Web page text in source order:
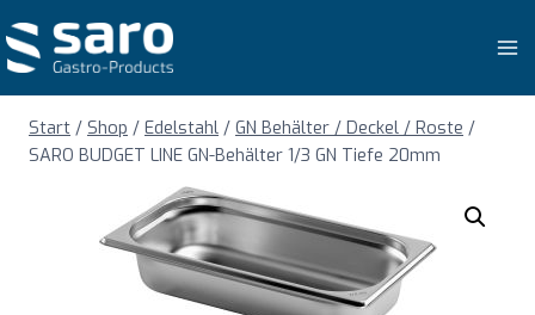
Inhalt
springen
Start / Shop / Edelstahl / GN Behälter / Deckel / Roste /
SARO BUDGET LINE GN-Behälter 1/3 GN Tiefe 20mm